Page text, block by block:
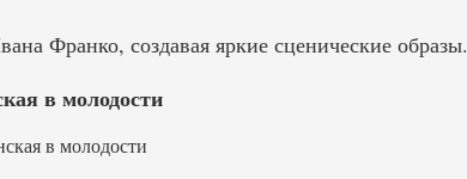
Франко, создавая яркие сценические образы.
в молодости